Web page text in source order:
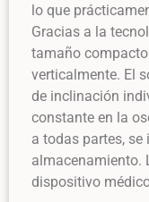
lo que
Gracias a la
tamaño
verticalmente. El
de inclinación
constante en la
a todas partes,
almacenamiento.
dispositivo